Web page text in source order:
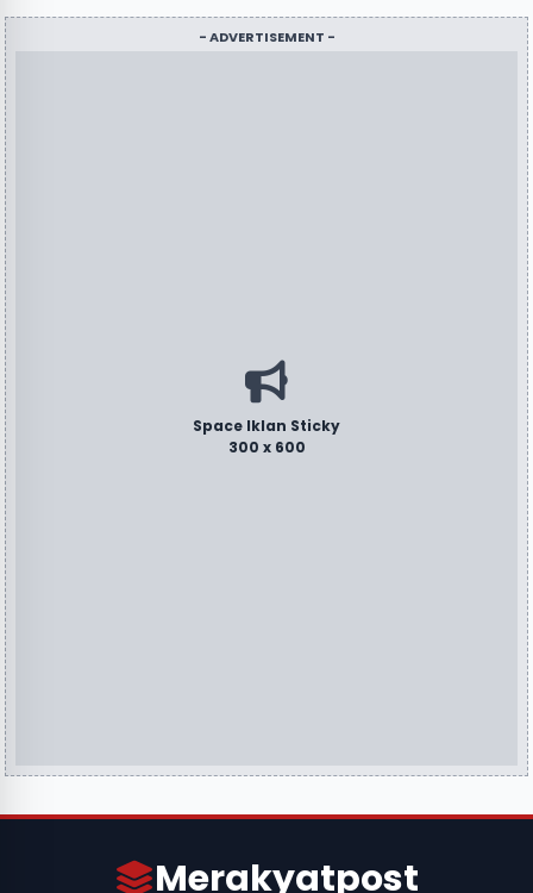
- ADVERTISEMENT -
Space Iklan Sticky
300 x 600
Merakyatpost